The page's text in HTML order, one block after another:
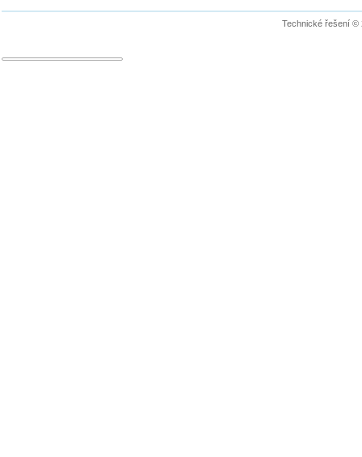
Technické řešení ©